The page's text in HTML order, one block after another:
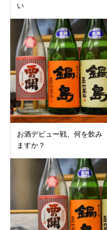
い
お酒デビュー戦、何を飲み
ますか？